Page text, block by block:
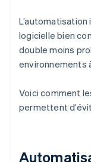
logicielle bien
double moins
environnements
Voici comment
permettent